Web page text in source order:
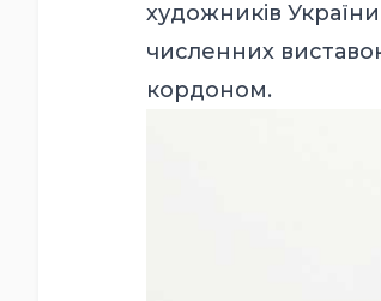
художників
численних
кордоном.